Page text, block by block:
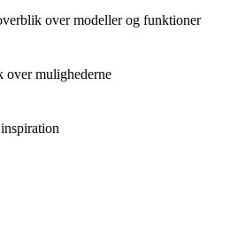
over modeller og funktioner
over mulighederne